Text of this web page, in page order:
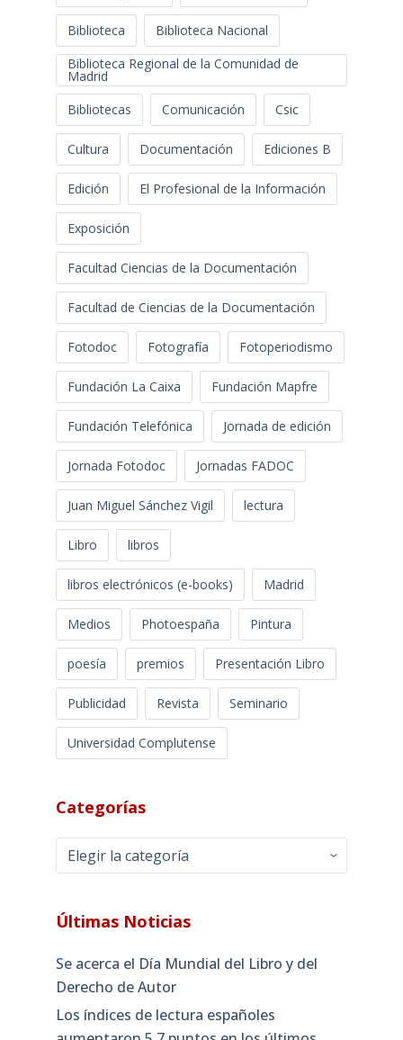
Biblioteca
Biblioteca Nacional
Biblioteca Regional de la Comunidad de
Madrid
Bibliotecas
Comunicación Csic
Cultura Documentación Ediciones B
Edición El Profesional de la Información
Exposición
Facultad Ciencias de la Documentación
Facultad de Ciencias de la Documentación
Fotodoc Fotografía Fotoperiodismo
Fundación La Caixa Fundación Mapfre
Fundación Telefónica Jornada de edición
Jornada Fotodoc Jornadas FADOC
Juan Miguel Sánchez Vigil lectura
Libro libros
libros electrónicos (e-books) Madrid
Medios Photoespaña Pintura
poesía premios Presentación Libro
Publicidad Revista Seminario
Universidad Complutense
Categorías
Categorías
Últimas Noticias
Se acerca el Día Mundial del Libro y del
Derecho de Autor
Los índices de lectura españoles